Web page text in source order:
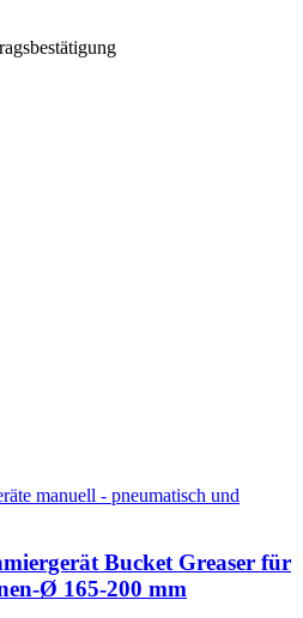
manuell - pneumatisch und
Bucket Greaser für
Ø 165-200 mm